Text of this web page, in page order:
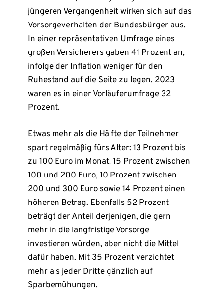
jüngeren Vergangenheit wirken sich auf das
Vorsorgeverhalten der Bundesbürger aus.
In einer repräsentativen Umfrage eines
großen Versicherers gaben 41 Prozent an,
infolge der Inflation weniger für den
Ruhestand auf die Seite zu legen. 2023
waren es in einer Vorläuferumfrage 32
Prozent.
Etwas mehr als die Hälfte der Teilnehmer
spart regelmäßig fürs Alter: 13 Prozent bis
zu 100 Euro im Monat, 15 Prozent zwischen
100 und 200 Euro, 10 Prozent zwischen
200 und 300 Euro sowie 14 Prozent einen
höheren Betrag. Ebenfalls 52 Prozent
beträgt der Anteil derjenigen, die gern
mehr in die langfristige Vorsorge
investieren würden, aber nicht die Mittel
dafür haben. Mit 35 Prozent verzichtet
mehr als jeder Dritte gänzlich auf
Sparbemühungen.